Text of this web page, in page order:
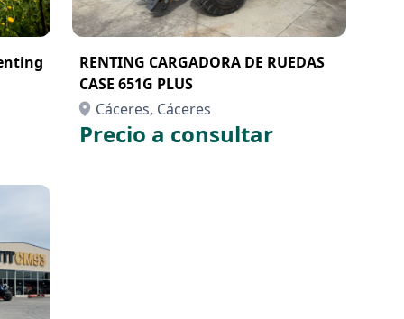
RENTING CARGADORA DE RUEDAS
CASE 651G PLUS
Cáceres, Cáceres
Precio a consultar